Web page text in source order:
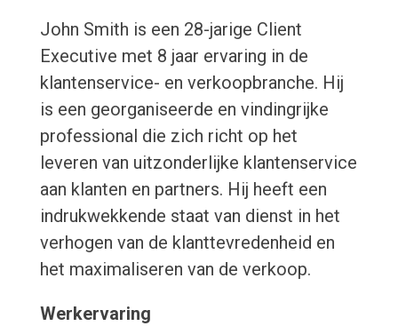
John Smith is een 28-jarige Client
Executive met 8 jaar ervaring in de
klantenservice- en verkoopbranche. Hij
is een georganiseerde en vindingrijke
professional die zich richt op het
leveren van uitzonderlijke klantenservice
aan klanten en partners. Hij heeft een
indrukwekkende staat van dienst in het
verhogen van de klanttevredenheid en
het maximaliseren van de verkoop.
Werkervaring